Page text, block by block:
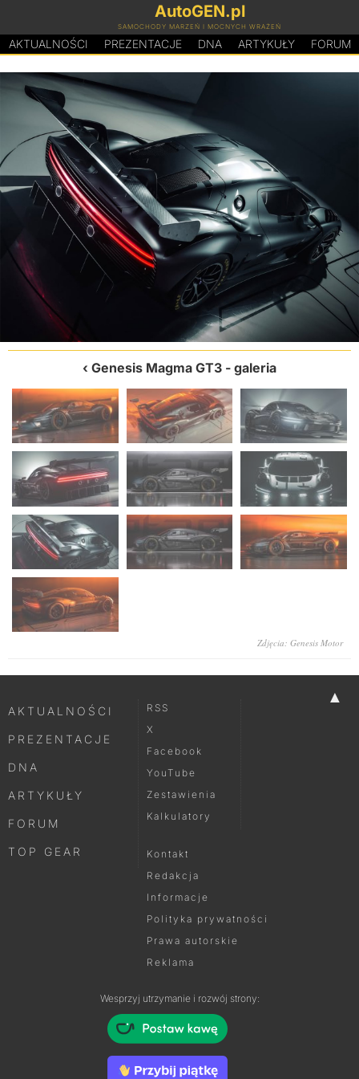
AutoGEN.pl
SAMOCHODY MARZEŃ I MOCNYCH WRAŻEŃ
AKTUALNOŚCI PREZENTACJE DNA ARTYKUŁY FORUM
Genesis Magma GT3 - galeria
Zdjęcia: Genesis Motor
▲
AKTUALNOŚCI
PREZENTACJE
DNA
ARTYKUŁY
FORUM
TOP GEAR
RSS
X
Facebook
YouTube
Zestawienia
Kalkulatory
Kontakt
Redakcja
Informacje
Polityka prywatności
Prawa autorskie
Reklama
Wesprzyj utrzymanie i rozwój strony: